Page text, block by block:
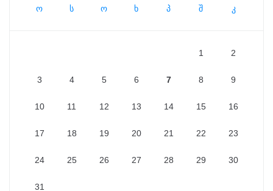
ო ს ო ხ პ შ კ
1 2
3 4 5 6 7 8 9
10 11 12 13 14 15 16
17 18 19 20 21 22 23
24 25 26 27 28 29 30
31